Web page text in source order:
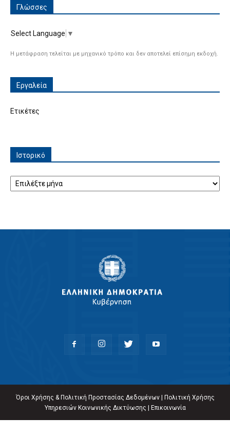
Γλώσσες
Select Language ▼
Η μετάφραση τελείται με μηχανικό τρόπο και δεν αποτελεί επίσημη εκδοχή.
Εργαλεία
Ετικέτες
Ιστορικό
Όροι Χρήσης & Πολιτική Προστασίας Δεδομένων|
Πολιτική Χρήσης
Υπηρεσιών Κοινωνικής Δικτύωσης
Επικοινωνία